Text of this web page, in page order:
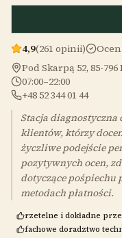
4,9(261 opinii)
Pod Skarpą 52, 85-
07:00–22:00
+48 52 344 01 44
Stacja
klientów, którzy
życzliwe podejście
pozytywnych ocen,
dotyczące pośpiechu
metodach płatności.
rzetelne i dokładne
fachowe doradztwo